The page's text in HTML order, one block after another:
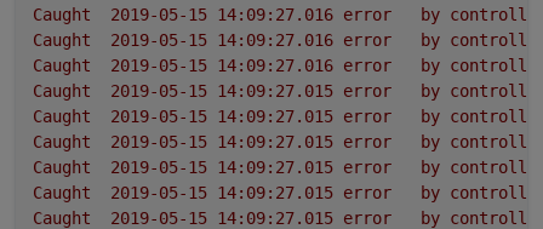
Caught
error by
Caught
error by
Caught
error by
Caught
error by
Caught
error by
Caught
error by
Caught
error by
Caught
error by
Caught
error by